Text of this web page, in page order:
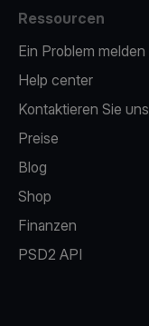
Ressourcen
Ein Problem melden
Help center
Kontaktieren Sie uns
Preise
Blog
Shop
Finanzen
PSD2 API